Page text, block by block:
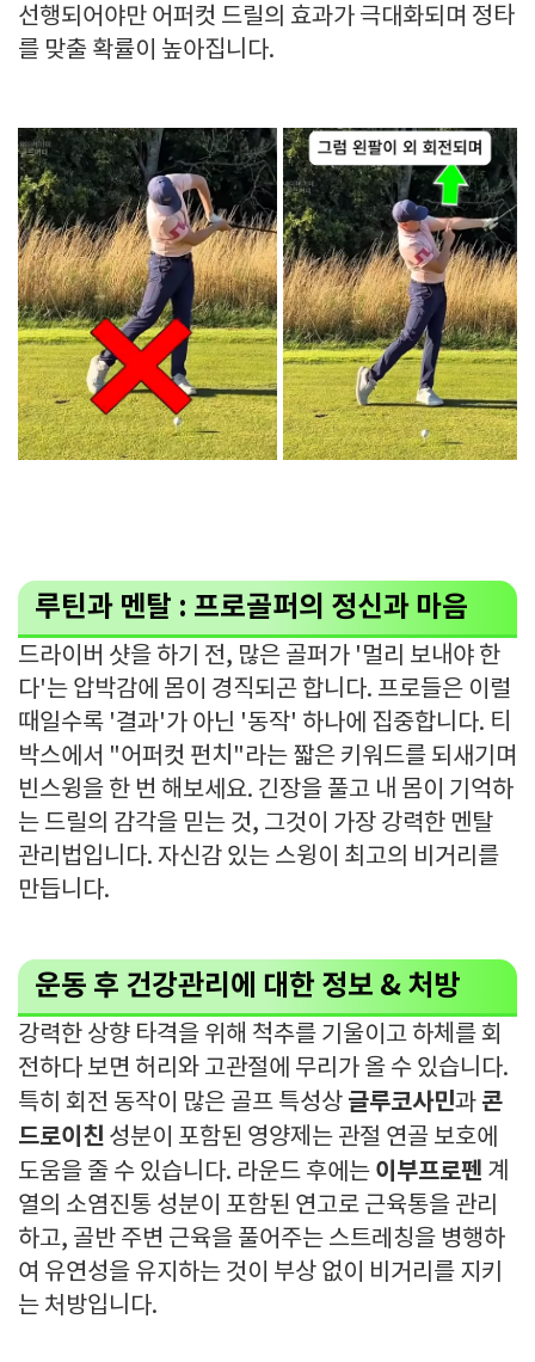
선행되어야만 어퍼컷 드릴의 효과가 극대화되며 정타
를 맞출 확률이 높아집니다.
루틴과 멘탈 : 프로골퍼의 정신과 마음
드라이버 샷을 하기 전, 많은 골퍼가 '멀리 보내야 한
다'는 압박감에 몸이 경직되곤 합니다. 프로들은 이럴
때일수록 '결과'가 아닌 '동작' 하나에 집중합니다. 티
박스에서 "어퍼컷 펀치"라는 짧은 키워드를 되새기며
빈스윙을 한 번 해보세요. 긴장을 풀고 내 몸이 기억하
는 드릴의 감각을 믿는 것, 그것이 가장 강력한 멘탈
관리법입니다. 자신감 있는 스윙이 최고의 비거리를
만듭니다.
운동 후 건강관리에 대한 정보 & 처방
강력한 상향 타격을 위해 척추를 기울이고 하체를 회
전하다 보면 허리와 고관절에 무리가 올 수 있습니다.
특히 회전 동작이 많은 골프 특성상 글루코사민과 콘
드로이친 성분이 포함된 영양제는 관절 연골 보호에
도움을 줄 수 있습니다. 라운드 후에는 이부프로펜 계
열의 소염진통 성분이 포함된 연고로 근육통을 관리
하고, 골반 주변 근육을 풀어주는 스트레칭을 병행하
여 유연성을 유지하는 것이 부상 없이 비거리를 지키
는 처방입니다.